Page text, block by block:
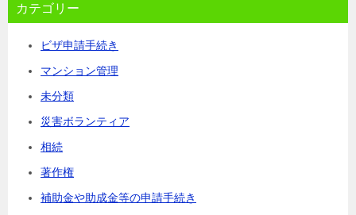
カテゴリー
ビザ申請手続き
マンション管理
未分類
災害ボランティア
相続
著作権
補助金や助成金等の申請手続き